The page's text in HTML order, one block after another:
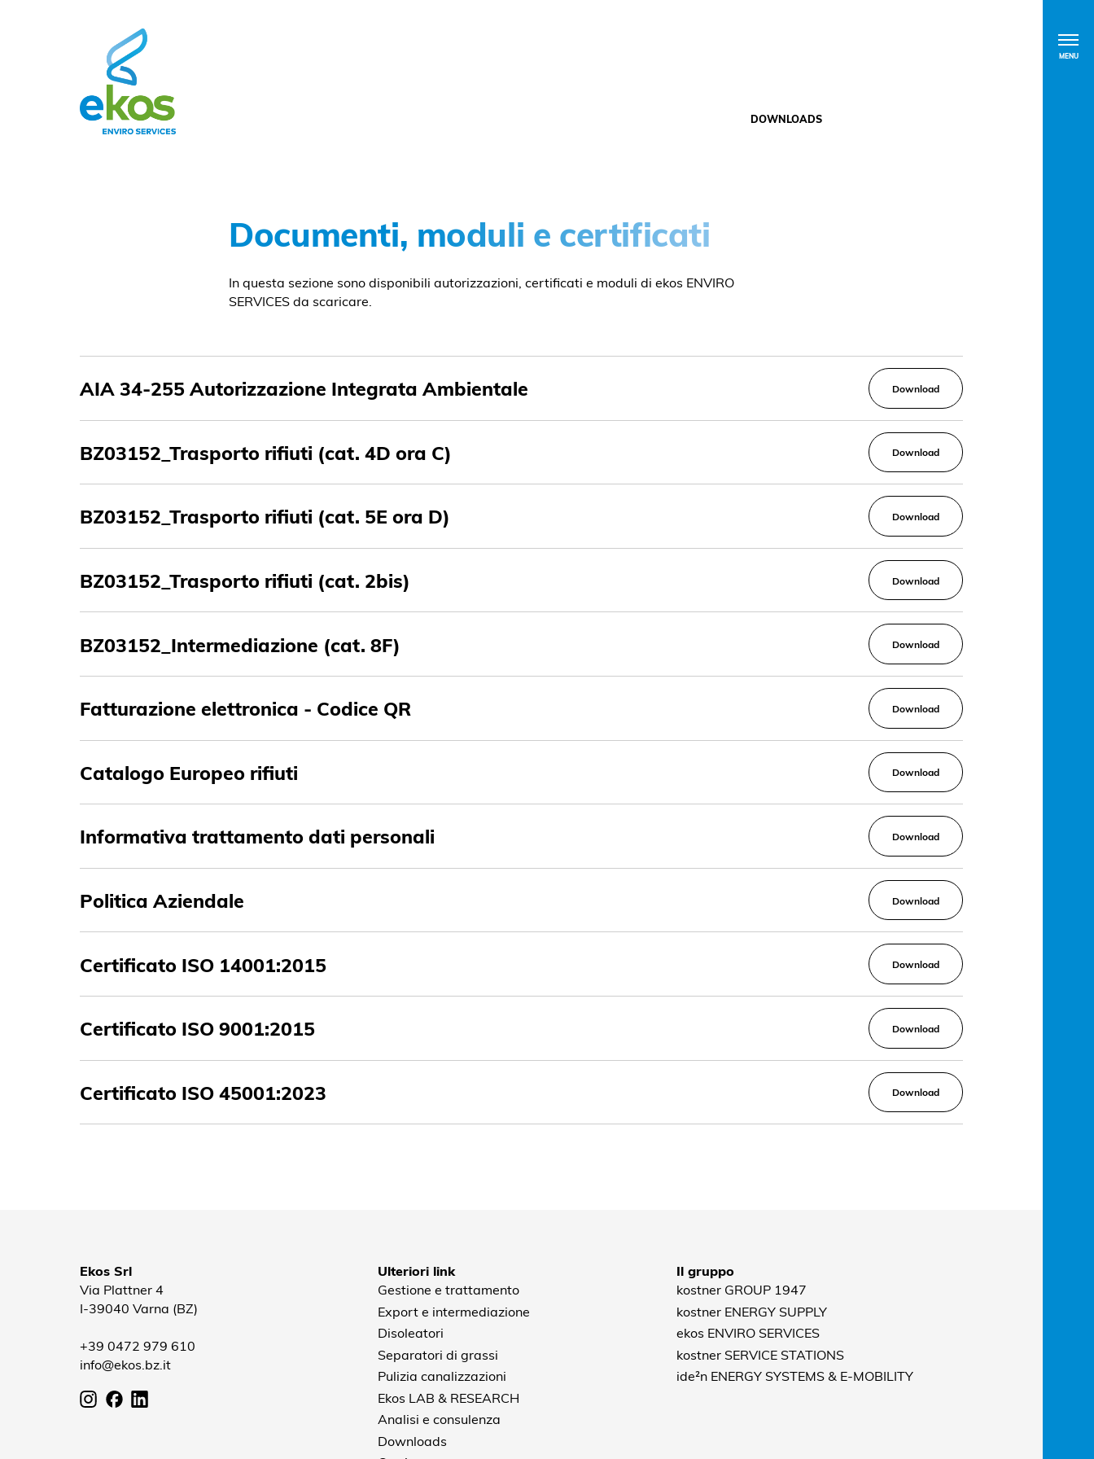
MENU
DOWNLOADS
Documenti, moduli e certificati
In questa sezione sono disponibili autorizzazioni, certificati e moduli di ekos ENVIRO
SERVICES da scaricare.
AIA 34-255 Autorizzazione Integrata Ambientale Download
BZ03152_Trasporto rifiuti (cat. 4D ora C) Download
BZ03152_Trasporto rifiuti (cat. 5E ora D) Download
BZ03152_Trasporto rifiuti (cat. 2bis) Download
BZ03152_Intermediazione (cat. 8F) Download
Fatturazione elettronica - Codice QR Download
Catalogo Europeo rifiuti Download
Informativa trattamento dati personali Download
Politica Aziendale Download
Certificato ISO 14001:2015 Download
Certificato ISO 9001:2015 Download
Certificato ISO 45001:2023 Download
Ekos Srl
Via Plattner 4
I-39040 Varna (BZ)
+39 0472 979 610
info@ekos.bz.it
Ulteriori link
Gestione e trattamento
Export e intermediazione
Disoleatori
Separatori di grassi
Pulizia canalizzazioni
Ekos LAB & RESEARCH
Analisi e consulenza
Downloads
Il gruppo
kostner GROUP 1947
kostner ENERGY SUPPLY
ekos ENVIRO SERVICES
kostner SERVICE STATIONS
ide²n ENERGY SYSTEMS & E-MOBILITY